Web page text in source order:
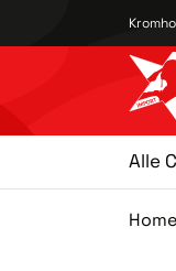
Alle
Home